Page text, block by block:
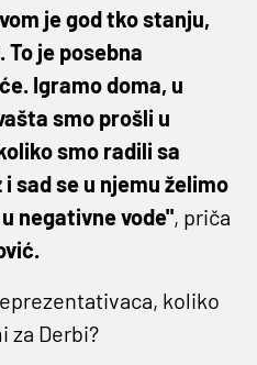
je god tko stanju,
To je posebna
Igramo doma, u
smo prošli u
smo radili sa
sad se u njemu želimo
negativne vode", priča
koliko
za Derbi?